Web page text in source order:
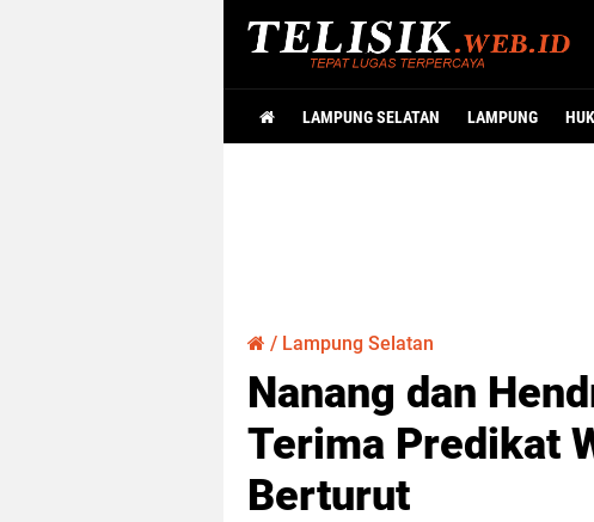
LAMPUNG SELATAN LAMPUNG
/ Lampung Selatan
Nanang dan
Terima Predikat
Berturut